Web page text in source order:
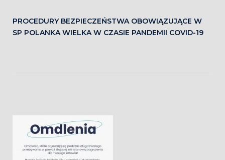
PROCEDURY BEZPIECZEŃSTWA OBOWIĄZUJĄCE W
SP POLANKA WIELKA W CZASIE PANDEMII COVID-19